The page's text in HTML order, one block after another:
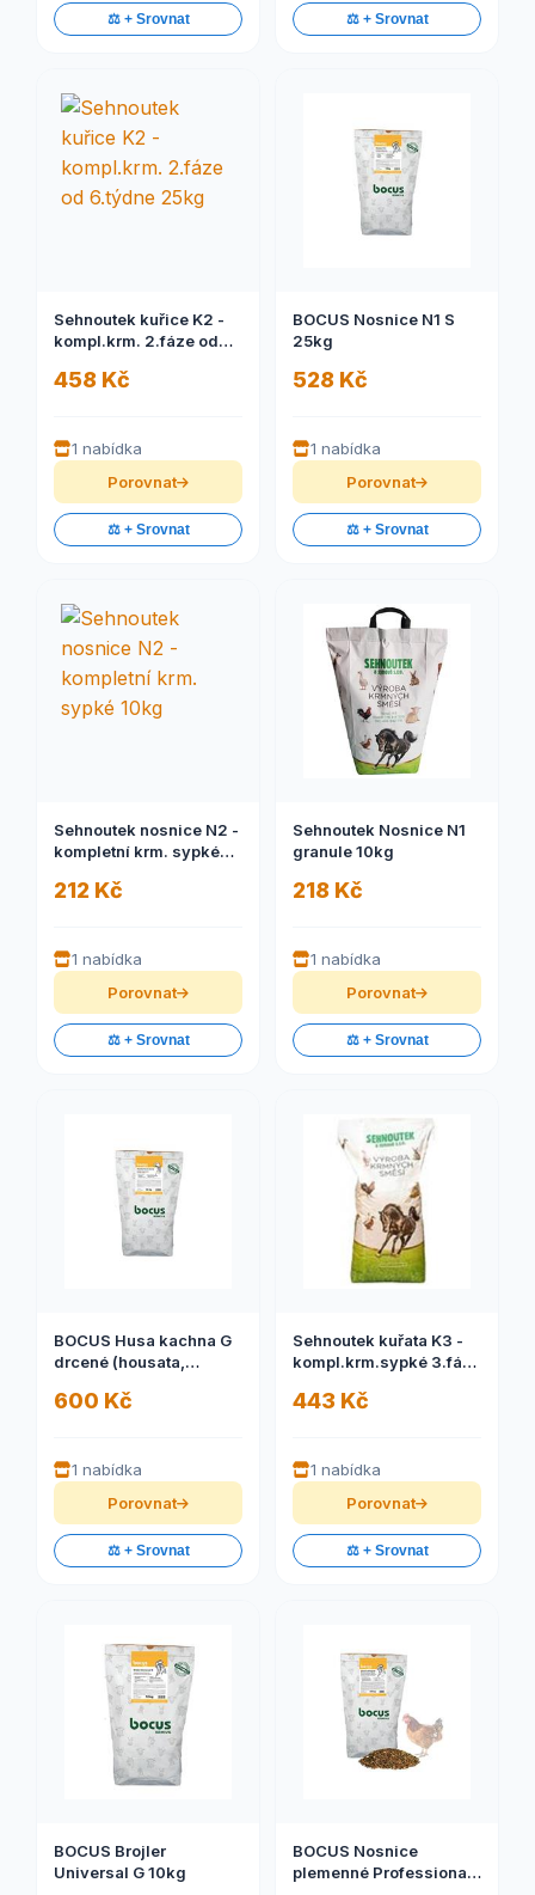
⚖️ + Srovnat ⚖️ + Srovnat
Sehnoutek kuřice K2 -
kompl.krm. 2.fáze od
458 Kč
1 nabídka
Porovnat
⚖️ + Srovnat
BOCUS Nosnice N1 S
25kg
528 Kč
1 nabídka
Porovnat
⚖️ + Srovnat
Sehnoutek nosnice N2 -
kompletní krm. sypké
212 Kč
1 nabídka
Porovnat
⚖️ + Srovnat
Sehnoutek Nosnice N1
granule 10kg
218 Kč
1 nabídka
Porovnat
⚖️ + Srovnat
BOCUS Husa kachna G
drcené (housata,
600 Kč
1 nabídka
Porovnat
⚖️ + Srovnat
Sehnoutek kuřata K3 -
kompl.krm.sypké 3.fáze
443 Kč
1 nabídka
Porovnat
⚖️ + Srovnat
BOCUS Brojler
Universal G 10kg
BOCUS Nosnice
plemenné Professional